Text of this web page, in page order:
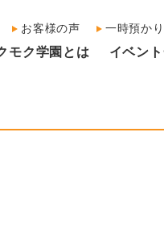
お客様の声 一時預か
モク学園とは イベン